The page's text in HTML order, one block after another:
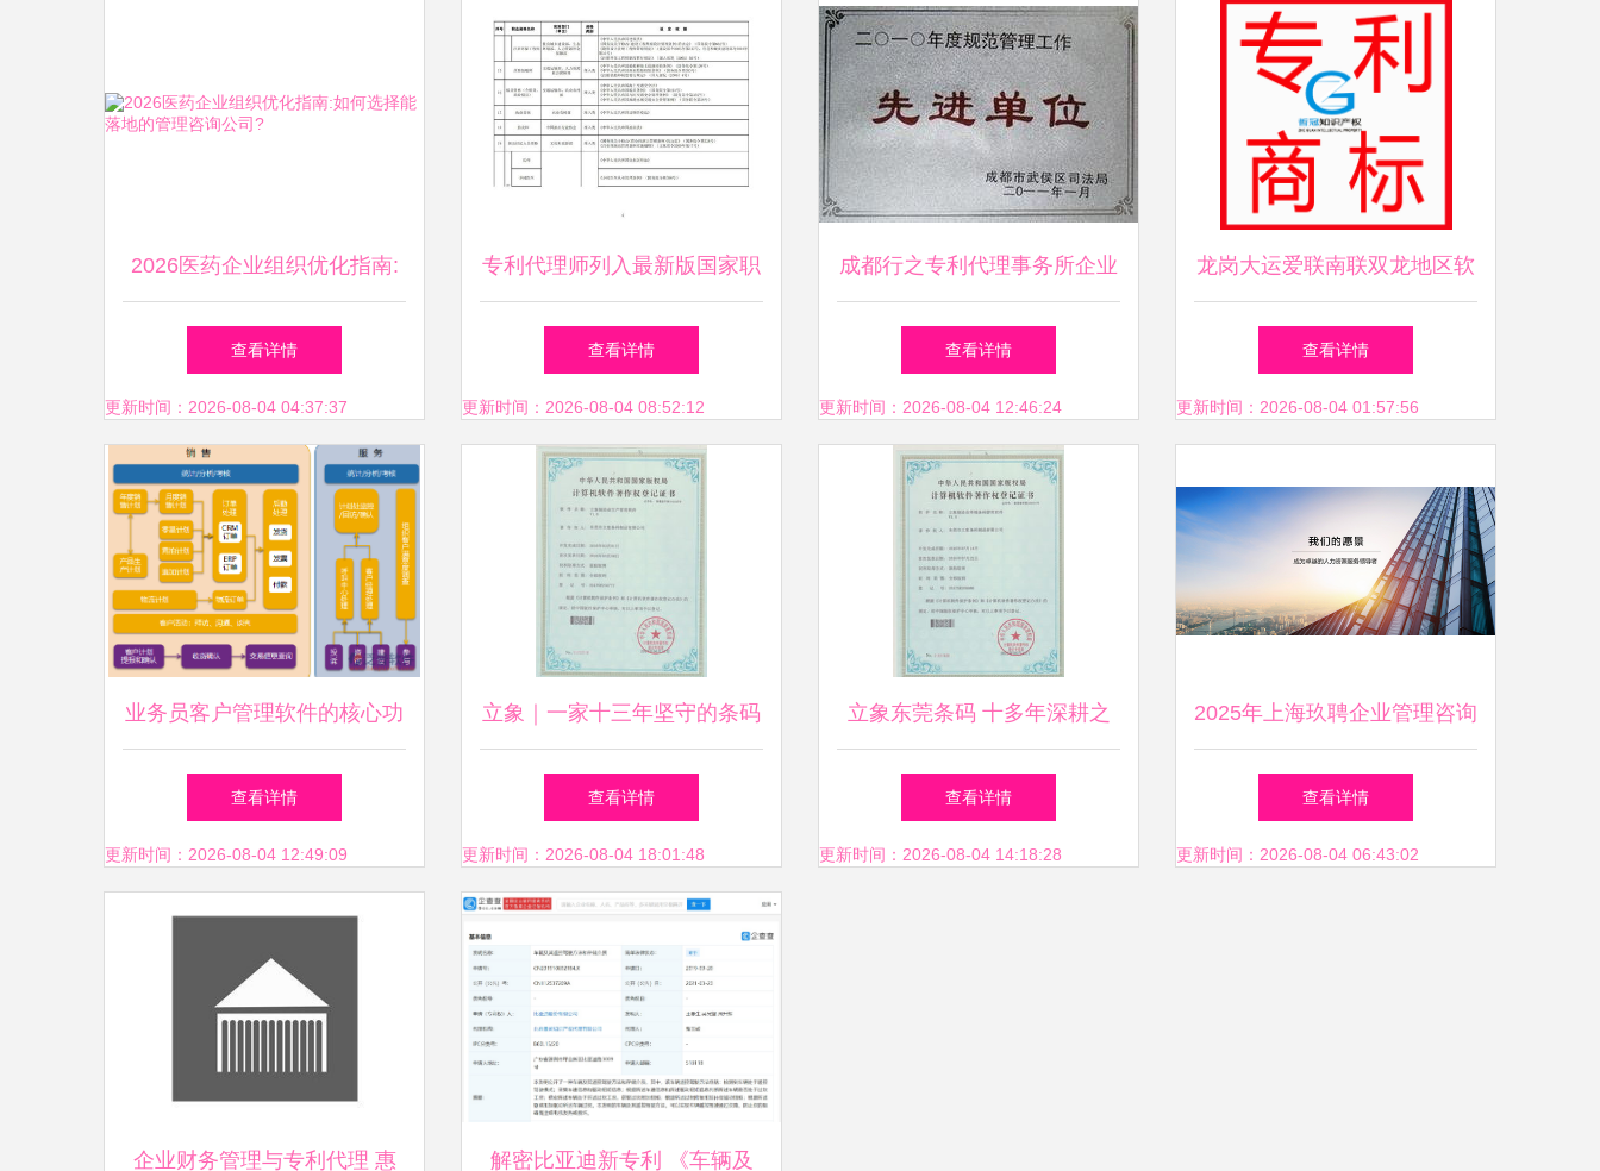
2026医药企业组织优化指南:
如何选择能落地的管理咨询公
司?
查看详情
更新时间：2026-08-04 04:37:37
专利代理师列入最新版国家职
业资格目录，企业将迎来新机
遇
查看详情
更新时间：2026-08-04 08:52:12
成都行之专利代理事务所企业
管理咨询 知识产权与战略管
理的深度融合
查看详情
更新时间：2026-08-04 12:46:24
龙岗大运爱联南联双龙地区软
件与五金专利代理服务全攻略
查看详情
更新时间：2026-08-04 01:57:56
业务员客户管理软件的核心功
能与管理价值解析
查看详情
更新时间：2026-08-04 12:49:09
立象｜一家十三年坚守的条码
精英，服务制造业的科技蓝图
查看详情
更新时间：2026-08-04 18:01:48
立象东莞条码 十多年深耕之
道，铸就条码极致专业与同步
领航品质与企业效益咨询服务
查看详情
更新时间：2026-08-04 14:18:28
2025年上海玖聘企业管理咨询
专利代理的专业引领者
查看详情
更新时间：2026-08-04 06:43:02
企业财务管理与专利代理 惠 解密比亚迪新专利 《车辆及